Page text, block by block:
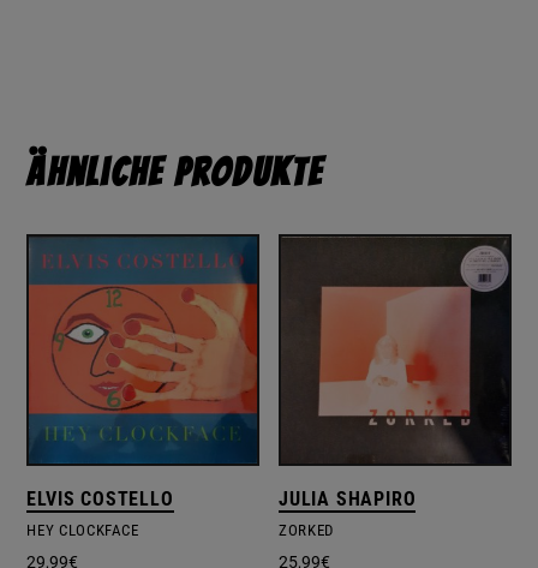
Ähnliche Produkte
ELVIS COSTELLO
HEY CLOCKFACE
29,99€
JULIA SHAPIRO
ZORKED
25,99€